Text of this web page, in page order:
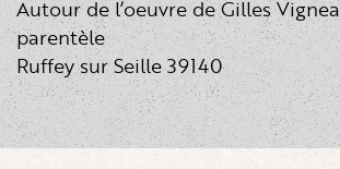
Autour de l’oeuvre de Gilles
parentèle
Ruffey sur Seille 39140